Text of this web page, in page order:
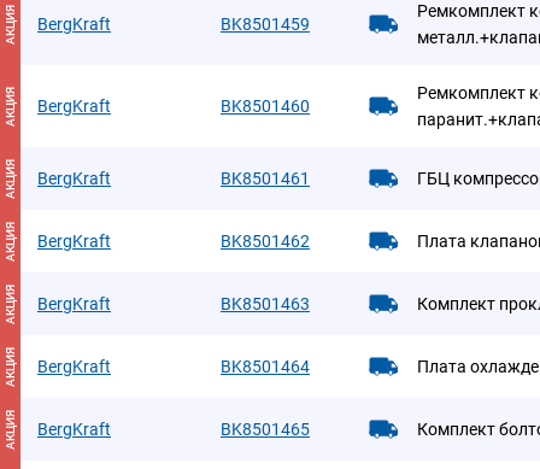
АКЦИЯ BergKraft BK8501459
Ремкомплект
АКЦИЯ BergKraft BK8501460
Ремкомплект
АКЦИЯ BergKraft BK8501461 ГБЦ
АКЦИЯ BergKraft BK8501462 Плата
АКЦИЯ BergKraft BK8501463 Комплект
АКЦИЯ BergKraft BK8501464 Плата
АКЦИЯ BergKraft BK8501465 Комплект